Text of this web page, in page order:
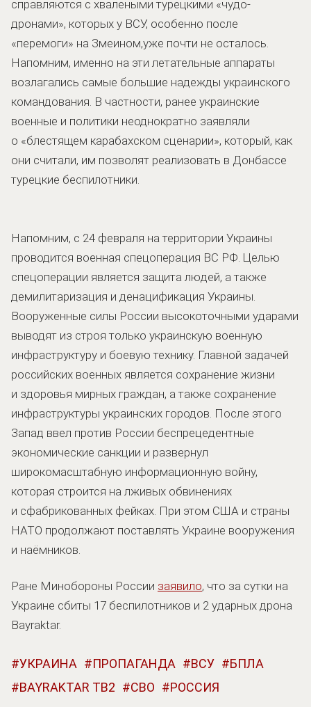
справляются с хвалеными турецкими «чудо-
дронами», которых у ВСУ, особенно после
«перемоги» на Змеином,уже почти не осталось.
Напомним, именно на эти летательные аппараты
возлагались самые большие надежды украинского
командования. В частности, ранее украинские
военные и политики неоднократно заявляли
о «блестящем карабахском сценарии», который, как
они считали, им позволят реализовать в Донбассе
турецкие беспилотники.
Напомним, с 24 февраля на территории Украины
проводится военная спецоперация ВС РФ. Целью
спецоперации является защита людей, а также
демилитаризация и денацификация Украины.
Вооруженные силы России высокоточными ударами
выводят из строя только украинскую военную
инфраструктуру и боевую технику. Главной задачей
российских военных является сохранение жизни
и здоровья мирных граждан, а также сохранение
инфраструктуры украинских городов. После этого
Запад ввел против России беспрецедентные
экономические санкции и развернул
широкомасштабную информационную войну,
которая строится на лживых обвинениях
и сфабрикованных фейках. При этом США и страны
НАТО продолжают поставлять Украине вооружения
и наёмников.
Ране Минобороны России заявило, что за сутки на
Украине сбиты 17 беспилотников и 2 ударных дрона
Bayraktar.
УКРАИНА ПРОПАГАНДА ВСУ
БПЛА
BAYRAKTAR TB2
СВО РОССИЯ